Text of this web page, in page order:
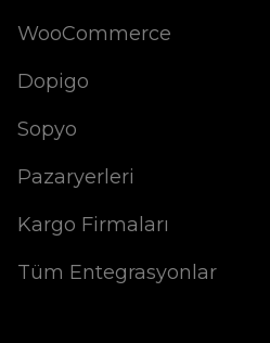
WooCommerce
Dopigo
Sopyo
Pazaryerleri
Kargo Firmaları
Tüm Entegrasyonlar